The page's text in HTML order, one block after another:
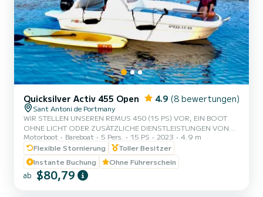
Quicksilver Activ 455 Open 4.9 (8 bewertungen)
Sant Antoni de Portmany
WIR STELLEN UNSEREN REMUS 450 (15 PS) VOR, EIN BOOT
OHNE LICHT ODER ZUSÄTZLICHE DIENSTLEISTUNGEN VON
EINEM SKIPPER, MIT PLATZ FÜR 5 PERSONEN. IN UNSEREM
MIETANGEBOT SIND GRATIS PADDLE-SURFEN UND
SCHNORCHEL-MASKEN ENTHALTEN. MIT DIESEM BOOT WIRST
DU EIN UNVERGESSLICHES ERLEBNIS AUF DER INSEL IBIZA
ERLEBEN. **PROMOTION FÜR PAARE, FRAGE NACH DEINEM
Motorboot Bareboat 5 Pers. 15 PS 2023
4.9 m
Flexible Stornierung
Toller Besitzer
Instante Buchung
Ohne Führerschein
ab $80,79